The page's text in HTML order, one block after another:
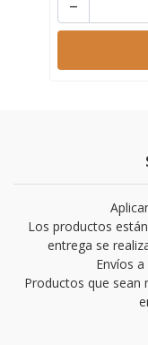
Los productos
entrega se
Envíos
Productos que sean